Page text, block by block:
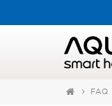
FAQ